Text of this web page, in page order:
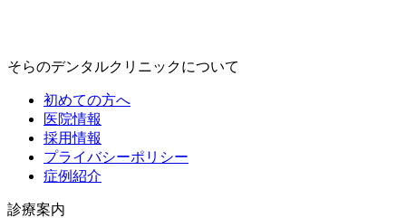
そらのデンタルクリニックについて
初めての方へ
医院情報
採用情報
プライバシーポリシー
症例紹介
診療案内